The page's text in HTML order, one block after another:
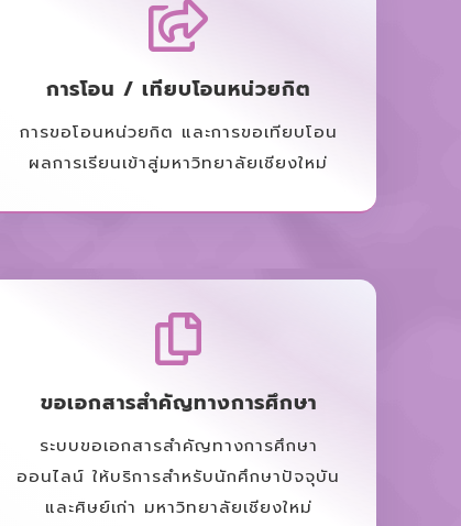
การโอน / เทียบโอนหน่วยกิต
การขอโอนหน่วยกิต และการขอเทียบโอน
ผลการเรียนเข้าสู่มหาวิทยาลัยเชียงใหม่
ขอเอกสารสำคัญทางการศึกษา
ระบบขอเอกสารสำคัญทางการศึกษา
ออนไลน์ ให้บริการสำหรับนักศึกษาปัจจุบัน
และศิษย์เก่า มหาวิทยาลัยเชียงใหม่